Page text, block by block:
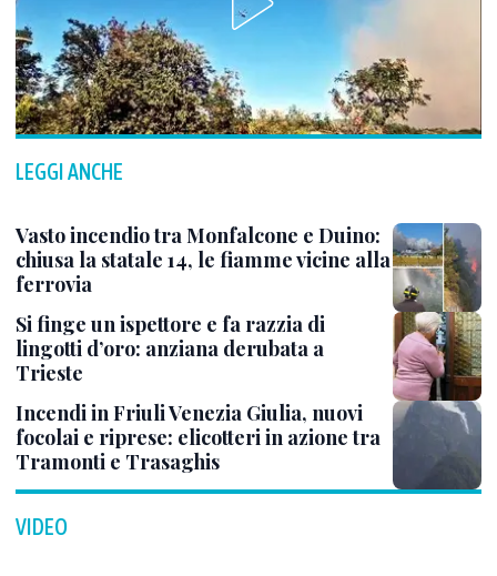
LEGGI ANCHE
Vasto incendio tra Monfalcone e Duino:
chiusa la statale 14, le fiamme vicine alla
ferrovia
Si finge un ispettore e fa razzia di
lingotti d’oro: anziana derubata a
Trieste
Incendi in Friuli Venezia Giulia, nuovi
focolai e riprese: elicotteri in azione tra
Tramonti e Trasaghis
VIDEO